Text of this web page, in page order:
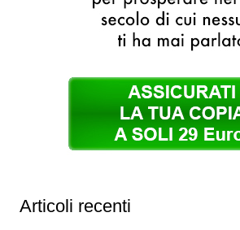
Articoli recenti